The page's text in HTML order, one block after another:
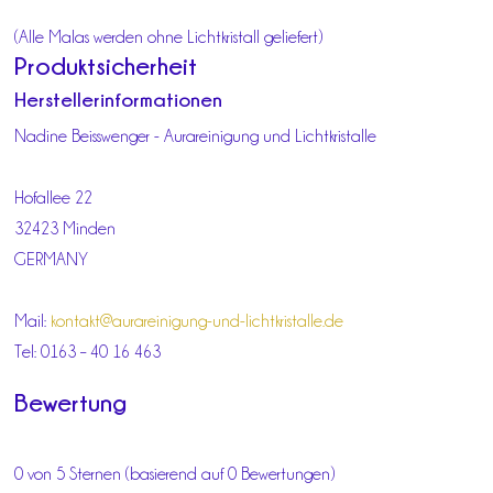
(Alle Malas werden ohne Lichtkristall geliefert)
Produktsicherheit
Herstellerinformationen
Nadine Beisswenger - Aurareinigung und Lichtkristalle
Hofallee 22
32423 Minden
GERMANY
Mail: kontakt@aurareinigung-und-lichtkristalle.de
Tel: 0163 – 40 16 463
Bewertung
0 von 5 Sternen (basierend auf 0 Bewertungen)